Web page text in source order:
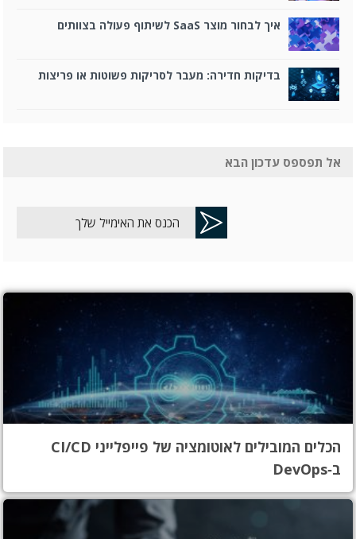
איך לבחור מוצר SaaS לשיתוף פעולה בצוותים
בדיקות חדירה: מעבר לסריקות פשוטות או פריצות
אל תפספס עדכון הבא
הכלים המובילים לאוטומציה של פייפלייני CI/CD
ב‑DevOps